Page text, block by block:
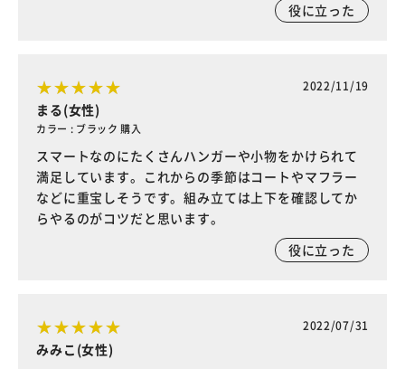
役に立った
2022/11/19
まる(女性)
カラー : ブラック 購入
スマートなのにたくさんハンガーや小物をかけられて
満足しています。これからの季節はコートやマフラー
などに重宝しそうです。組み立ては上下を確認してか
らやるのがコツだと思います。
役に立った
2022/07/31
みみこ(女性)